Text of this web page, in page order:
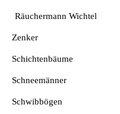
Räuchermann Wichtel
Zenker
Schichtenbäume
Schneemänner
Schwibbögen